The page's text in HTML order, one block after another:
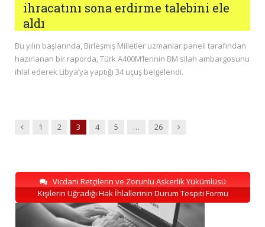
ihracatını sona erdirme talebini ele
aldı
Bu yılın başlarında, Birleşmiş Milletler uzmanlar paneli tarafından
hazırlanan bir raporda, Türk A400M’lerinin BM silah ambargosunu
ihlal ederek Libya’ya yaptığı 34 uçuş belgelendi.
Previous
1 2 3 4 5 … 26 Next
Vicdani Retçilerin ve Zorunlu Askerlik Yükümlüsü
Kişilerin Uğradığı Hak İhlallerinin Durum Tespiti Formu